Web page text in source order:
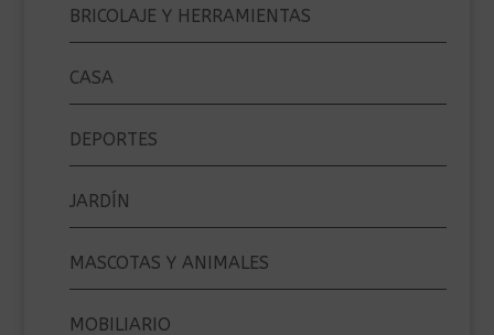
BRICOLAJE Y HERRAMIENTAS
CASA
DEPORTES
JARDÍN
MASCOTAS Y ANIMALES
MOBILIARIO